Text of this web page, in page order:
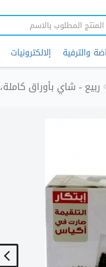
والترفية إلالكترونيات
ربيع - شاي بأوراق كاملة، 20 كيس شاي